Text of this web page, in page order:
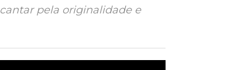
pela originalidade e